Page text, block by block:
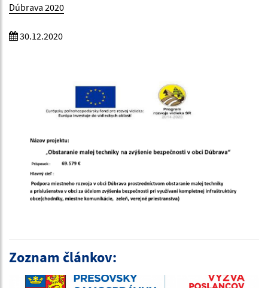
Dúbrava 2020
30.12.2020
Zoznam článkov: